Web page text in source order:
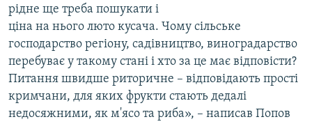
рідне ще треба пошукати і
ціна на нього люто кусача. Чому сільське
господарство регіону, садівництво, виноградарство
перебуває у такому стані і хто за це має відповісти?
Питання швидше риторичне – відповідають прості
кримчани, для яких фрукти стають дедалі
недосяжними, як м'ясо та риба», – написав Попов